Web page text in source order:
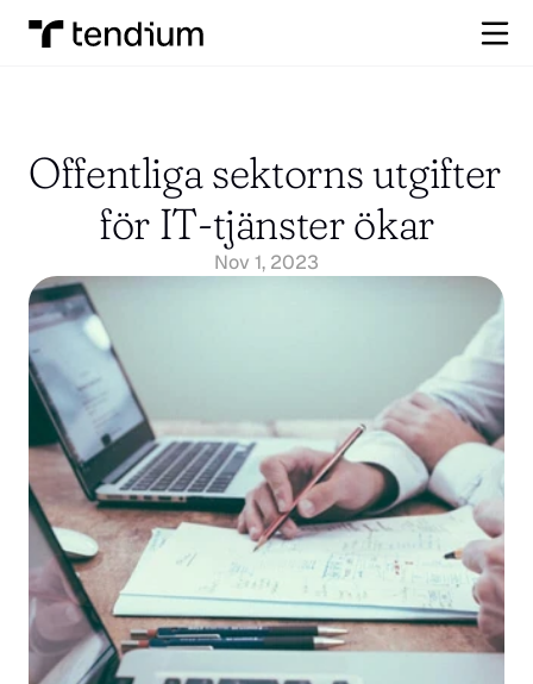
Offentliga sektorns utgifter
för IT-tjänster ökar
Nov 1, 2023